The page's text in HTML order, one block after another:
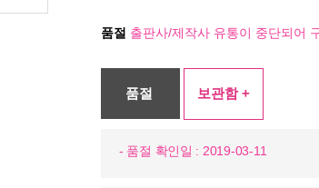
품절 출판사/제작사 유통이 중단되어
품절 보관함 +
- 품절 확인일 : 2019-03-11